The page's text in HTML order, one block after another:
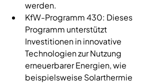
werden.
KfW-Programm 430: Dieses
Programm unterstützt
Investitionen in innovative
Technologien zur Nutzung
erneuerbarer Energien, wie
beispielsweise Solarthermie